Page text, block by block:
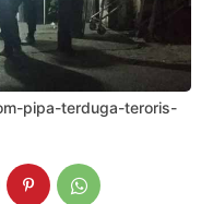
pipa-terduga-teroris-